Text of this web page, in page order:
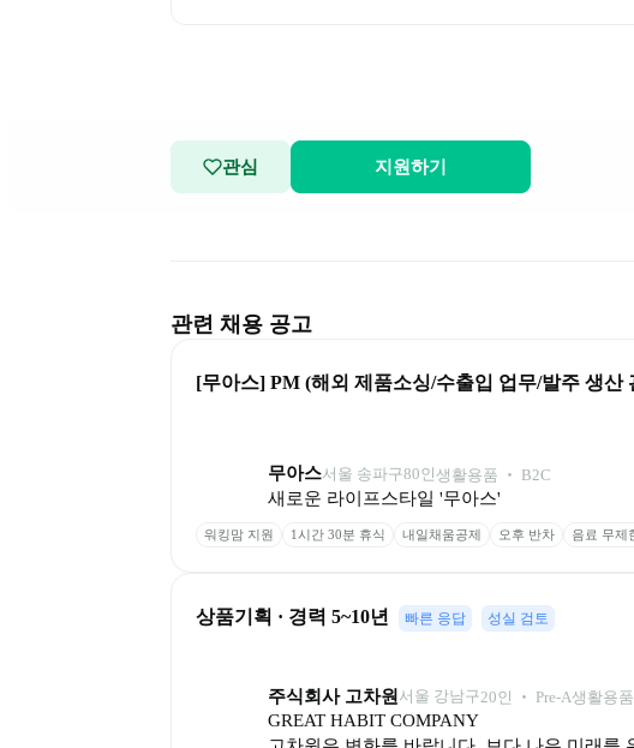
관심 지원하기
관련 채용 공고
[무아스] PM (해외 제품소싱/수출입 업무/발주 생산
무아스서울 송파구80인 생활용품 ‧ B2C
새로운 라이프스타일 '무아스'
워킹맘 지원 1시간 30분 휴식 내일채움공제 오후 반차 음료 무제
상품기획 · 경력 5~10년 빠른 응답 성실 검토
주식회사 고차원 서울 강남구20인 ‧ Pre-A생활용
GREAT HABIT COMPANY